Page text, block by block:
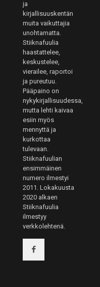
ja
kirjallisuuskentän
muita vaikuttajia
unohtamatta.
Stiiknafuulia
haastattelee,
keskustelee,
vierailee, raportoi
ja pureutuu.
Pääpaino on
nykykirjallisuudessa,
mutta lehti kaivaa
esiin myös
mennyttä ja
kurkottaa
tulevaan.
Stiiknafuulian
ensimmäinen
numero ilmestyi
2011. Lokakuusta
2020 alkaen
Stiiknafuulia
ilmestyy
verkkolehtenä.